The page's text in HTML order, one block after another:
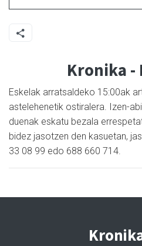
Kronika -
Eskelak arratsaldeko 15:00ak
astelehenetik ostiralera. Izen-
duenak eskatu bezala
bidez jasotzen den kasuetan,
33 08 99 edo 688 660 714.